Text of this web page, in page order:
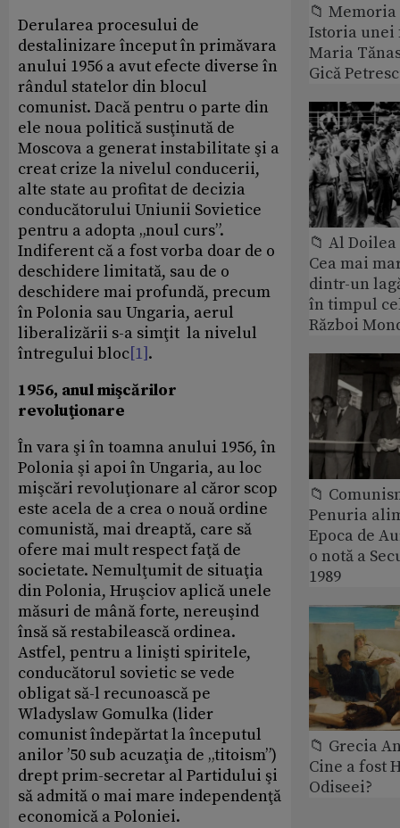
Derularea procesului de
destalinizare început în primăvara
anului 1956 a avut efecte diverse în
rândul statelor din blocul
comunist. Dacă pentru o parte din
ele noua politică susţinută de
Moscova a generat instabilitate şi a
creat crize la nivelul conducerii,
alte state au profitat de decizia
conducătorului Uniunii Sovietice
pentru a adopta „noul curs”.
Indiferent că a fost vorba doar de o
deschidere limitată, sau de o
deschidere mai profundă, precum
în Polonia sau Ungaria, aerul
liberalizării s-a simţit la nivelul
întregului bloc[1].
1956, anul mişcărilor
revoluţionare
În vara şi în toamna anului 1956, în
Polonia şi apoi în Ungaria, au loc
mişcări revoluţionare al căror scop
este acela de a crea o nouă ordine
comunistă, mai dreaptă, care să
ofere mai mult respect faţă de
societate. Nemulţumit de situaţia
din Polonia, Hruşciov aplică unele
măsuri de mână forte, nereuşind
însă să restabilească ordinea.
Astfel, pentru a linişti spiritele,
conducătorul sovietic se vede
obligat să-l recunoască pe
Wladyslaw Gomulka (lider
comunist îndepărtat la începutul
anilor ’50 sub acuzaţia de „titoism”)
drept prim-secretar al Partidului şi
să admită o mai mare independenţă
economică a Poloniei.
📁
Istoria
Maria
Gică
📁 Al
Cea mai
dintr-un
în timpul
Război
📁
Penuria
Epoca de
o notă a
1989
📁 Grecia
Cine a fost
Odiseei?